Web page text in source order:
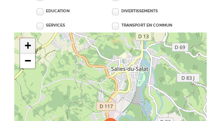
EDUCATION DIVERTISSEMENTS
SERVICES TRANSPORT EN COMMUN
+
−